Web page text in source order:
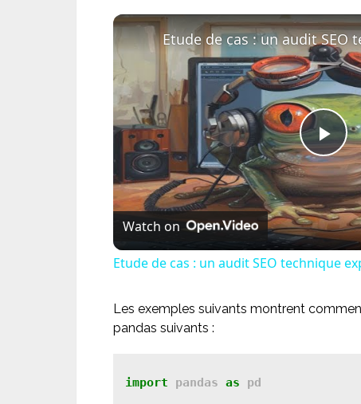
Watch on
Etude de cas : un audit SEO technique
Les exemples suivants montrent
pandas suivants :
import pandas as pd